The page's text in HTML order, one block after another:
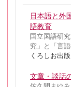
日本語と外
語教育
国立国語研
究」と「言
くろしお出
文章・談話